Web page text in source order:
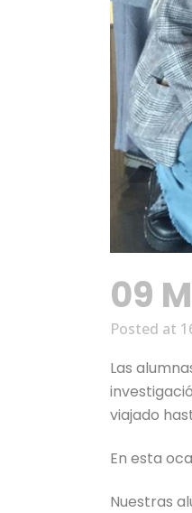
09
Posted at
Las
viajado
En esta
Nuestras